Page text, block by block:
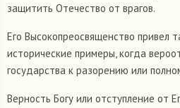
защитить Отечество от врагов.
Его Высокопреосвященство привел
исторические примеры, когда
государства к разорению или
Верность Богу или отступление от